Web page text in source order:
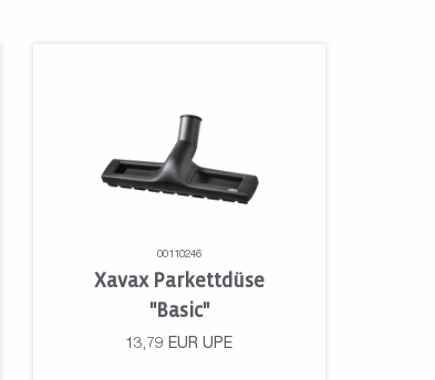
00110246
Xavax Parkettdüse
"Basic"
13,79 EUR UPE